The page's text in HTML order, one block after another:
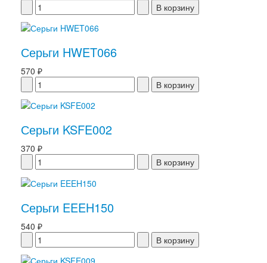
Серьги HWET066
570 ₽
Серьги KSFE002
370 ₽
Серьги EEEH150
540 ₽